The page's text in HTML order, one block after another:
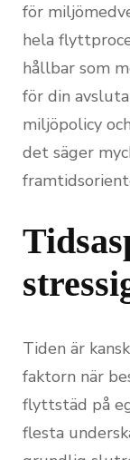
för
hela
hållbar som
för din
miljöpolicy
det säger
Tiden är
faktorn när
flyttstäd på
flesta